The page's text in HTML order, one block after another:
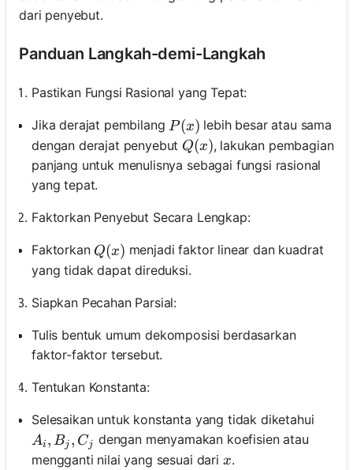
dari penyebut.
Panduan Langkah-demi-Langkah
Pastikan Fungsi Rasional yang Tepat:
Jika derajat pembilang P(x)
P(x) lebih besar atau sama
dengan derajat penyebut Q(x)
Q(x), lakukan pembagian
panjang untuk menulisnya sebagai fungsi rasional
yang tepat.
Faktorkan Penyebut Secara Lengkap:
Faktorkan Q(x)
Q(x) menjadi faktor linear dan kuadrat
yang tidak dapat direduksi.
Siapkan Pecahan Parsial:
Tulis bentuk umum dekomposisi berdasarkan
faktor-faktor tersebut.
Tentukan Konstanta:
Selesaikan untuk konstanta yang tidak diketahui
A_i, B_j, C_j
Ai , Bj , Cj dengan menyamakan koefisien atau
mengganti nilai yang sesuai dari x
x.